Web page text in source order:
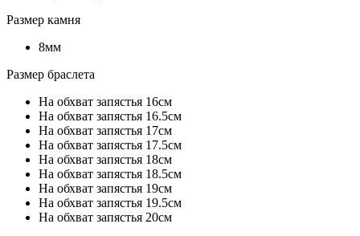
Размер камня
8мм
Размер браслета
На обхват запястья 16см
На обхват запястья 16.5см
На обхват запястья 17см
На обхват запястья 17.5см
На обхват запястья 18см
На обхват запястья 18.5см
На обхват запястья 19см
На обхват запястья 19.5см
На обхват запястья 20см